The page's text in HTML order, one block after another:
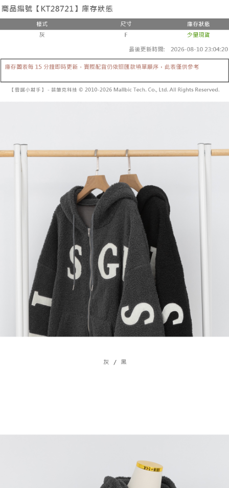
4. 注文成立後30分以内に確認取引を行わない場合や審査が通過しない場
合、注文は自動的にキャンセルされます。「転専審査」に未通過の状況が
発生した場合は、システムの評価基準に達していないことを意味し、評価
内容についての説明はいたしかねます。
【支払い方法の説明】
締め日後に支払いリマインダーのSMSを送信します。
2. SMSのリンクを通じて請求書を開いた後、「コンビニバーコード／台湾
大直営店舗／銀行振込／街口支払い／iPASS MONEY」などのチャネルで
って提供され、ユーザーが取引時に本サービスを通じて商品やサービスを
購入できるようにし、店舗が売買／分割払い売買の債権を当社に譲渡した
後、契約に基づいて当社の請求書で帳款を支払うことになります。
2. 「OP Pay Later」を利用する契約関係の目的から、店舗はあなたの個人
情報（名前、電話または住所を含む）を台湾大哥大に提供し、収集、処理
および利用するために、当社があなた本人と分割請求書に必要な情報の確
認、照合および修正を行います。
3. 完全なユーザーサービス規約については、以下のリンクを参照してくだ
https://oppay.tw/userRule
3.注文するときのお支払いは不要です。商品はご指定の住所に配送されま
す。
4.ご注文が完了すると、携帯に支払い通知のSMSが届きます。アプリ会員
の場合は、AFTEE アプリプッシュ通知が届きます。
はアプリの通知に従って、4大コンビニ、またはATM/オンラインバンキン
グでお支払いください。
リをダウンロードして AFTEE 会員になるとお支払い期限を最長 45 日以内
約商品や商品到着日が比較的遅い商品）。そのため、商品到着の有無に関
わらず、AFTEEで指定された期限内にお支払いください。
二、支払い限度額
1.初回 AFTEEを ご利用の際に、認証結果及び当社の審査の結果に基づ
き、限度額が設定されます。
2.決済金額は最低NT$20です。
3.現在、台湾の会員のみご利用いただけます。
三、利用規約「AFTEE代金後払い」（以下当サービスという）はネットプ
ロテクションズ（以下 AFTEE という）が提供し、AFTEEが代金を徴収し
ます。当サービスご利用の際に提供しなければならない個人情報（注文者
の氏名、電話番号、受取人の氏名、電話番号、受取人住所を含むがこれに
限らない）は、AFTEEに渡され当サービスで必要な範囲内で利用されま
す。AFTEEの個人情報の収集、処理、利用について、詳細はAFTEE公式ホ
ームページの『個人情報の収集、処理及び利用に関する声明』をご参照く
ださい（https://aftee.tw/privacypolicy/ ）。
AFTEEの初回ご利用の際に、審査を通過すれば、最高額がNT$10,000にな
ります。支払い期限を過ぎた場合、その金額に基づいて年利20%の遅延滞
納金が加算されます。未成年の利用者は、事前に法定代理人または後見人
の同意を得ればAFTEEをご利用いただけます。
行使したい場合は、ネットプロテクションズ
配送毎にNT$60、NT$1,800以上で送料無料
配送毎にNT$60、NT$1,600以上で送料無料
已關閉，請勿下單
7-11取貨付款
配送毎にNT$60、NT$1,800以上で送料無料
配送毎にNT$60、NT$1,600以上で送料無料
配送毎にNT$100、NT$2,500以上で送料無料
國家/地區配送